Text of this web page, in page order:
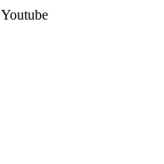
Youtube